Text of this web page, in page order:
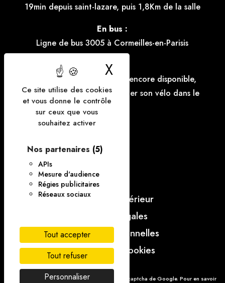
Ce site utilise des cookies
et vous donne le contrôle
sur ceux que vous
souhaitez activer
Nos partenaires (5)
APIs
Mesure d'audience
Régies publicitaires
Réseaux sociaux
Tout accepter
Tout refuser
Personnaliser
X Masquer le
19min depuis saint-lazare, puis 1,8Km de la salle
En bus :
Ligne de bus 3005 à Cormeilles-en-Parisis
Vélo :
Le parking à vélo n'est pas encore disponible,
mais il est possible d'accrocher son vélo dans le
parking.
Règlement intérieur
Mentions légales
Données personnelles
Gestion des cookies
Notre site utilise la protection de formulaire Recaptcha de Google. Pour en savoir